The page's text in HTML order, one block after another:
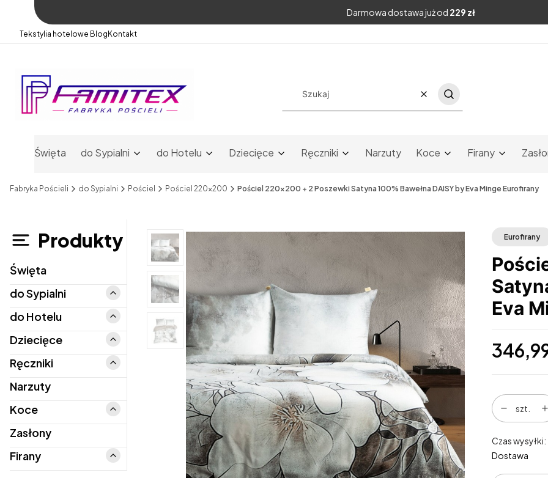
Darmowa dostawa już od 229 zł
Tekstylia hotelowe Blog Kontakt
WyczyśćSzukaj
Święta do Sypialni do Hotelu Dziecięce Ręczniki Narzuty Koce Firany
Fabryka Pościeli do Sypialni Pościel Pościel 220x200 Pościel 220x200 + 2 Poszewki Satyna 100% Bawełna DAISY by Eva Minge Eurofirany
Produkty
Święta
do Sypialnido Sypialni
do Hotelu do Hotelu
Dziecięce Dziecięce
Ręczniki Ręczniki
Narzuty
Koce
Koce
Zasłony
Firany
Firany
Eurofirany
Eva
Cena
szt.
Czas wysyłki:
Dostawa